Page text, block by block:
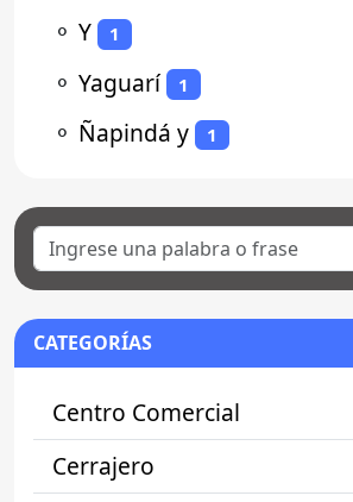
⚬ Y 1
⚬ Yaguarí 1
⚬ Ñapindá y 1
CATEGORÍAS
Centro Comercial
Cerrajero